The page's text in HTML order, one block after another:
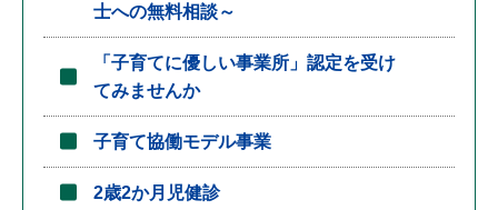
士への無料相談～
「子育てに優しい事業所」認定を受け
てみませんか
子育て協働モデル事業
2歳2か月児健診